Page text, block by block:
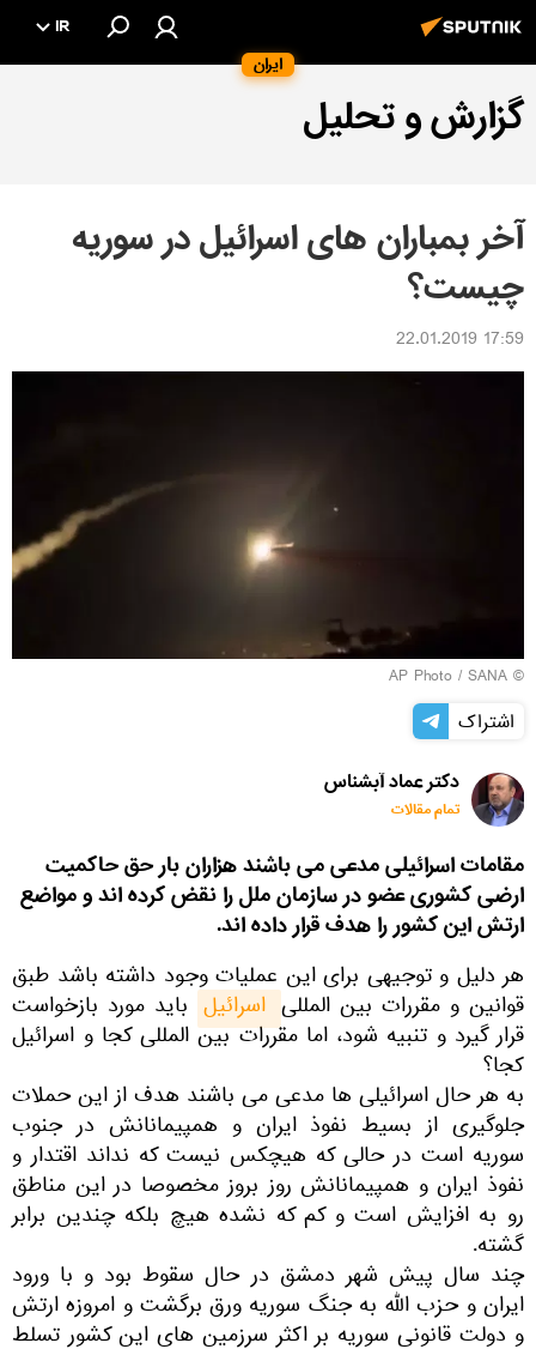
ایران
IR
گزارش و تحلیل
آخر بمباران های اسرائیل در سوریه
چیست؟
17:59 22.01.2019
© AP Photo / SANA
اشتراک
دکتر عماد آبشناس
تمام مقالات
مقامات اسرائیلی مدعی می باشند هزاران بار حق حاکمیت
ارضی کشوری عضو در سازمان ملل را نقض کرده اند و مواضع
ارتش این کشور را هدف قرار داده اند.
هر دلیل و توجیهی برای این عملیات وجود داشته باشد طبق
قوانین و مقررات بین المللی اسرائیل باید مورد بازخواست
قرار گیرد و تنبیه شود، اما مقررات بین المللی کجا و اسرائیل
کجا؟
به هر حال اسرائیلی ها مدعی می باشند هدف از این حملات
جلوگیری از بسیط نفوذ ایران و همپیمانانش در جنوب
سوریه است در حالی که هیچکس نیست که نداند اقتدار و
نفوذ ایران و همپیمانانش روز بروز مخصوصا در این مناطق
رو به افزایش است و کم که نشده هیچ بلکه چندین برابر
گشته.
چند سال پیش شهر دمشق در حال سقوط بود و با ورود
ایران و حزب الله به جنگ سوریه ورق برگشت و امروزه ارتش
و دولت قانونی سوریه بر اکثر سرزمین های این کشور تسلط